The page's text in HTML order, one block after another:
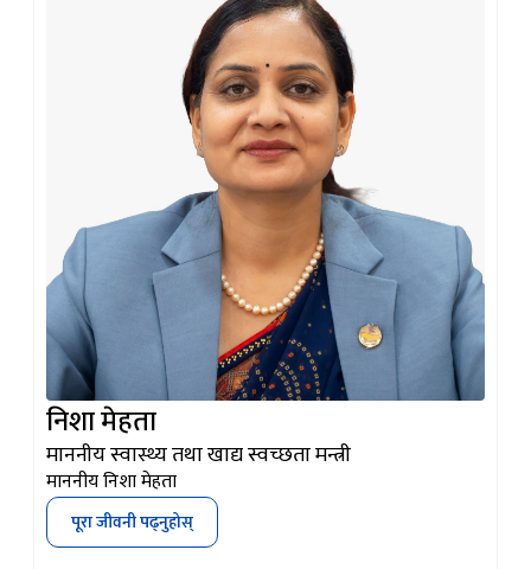
निशा मेहता
माननीय स्वास्थ्य तथा खाद्य स्वच्छता मन्त्री
माननीय निशा मेहता
पूरा जीवनी पढ्नुहोस्